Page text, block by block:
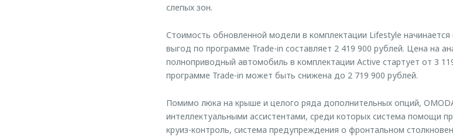
слепых зон.
Стоимость обновленной модели в комплектации Lifestyle начинается
выгод по программе Trade-in составляет 2 419 900 рублей. Цена на
полноприводный автомобиль в комплектации Active стартует от 3
программе Trade-in может быть снижена до 2 719 900 рублей.
Помимо люка на крыше и целого ряда дополнительных опций,
интеллектуальными ассистентами, среди которых система помощи
круиз-контроль, система предупреждения о фронтальном